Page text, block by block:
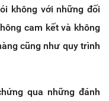
không với những đối
cam kết và không
cũng như quy trình
qua những đánh